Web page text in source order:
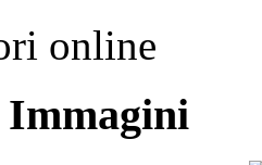
online